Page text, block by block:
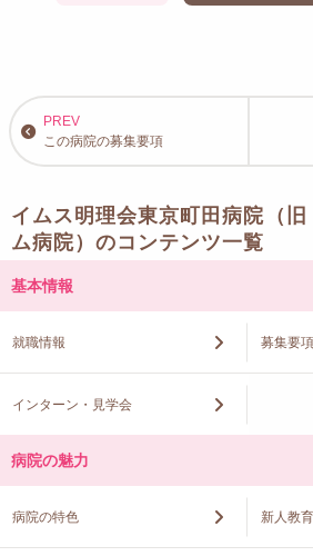
この病院の募集要項
イムス明理会東京町田病院（旧
ム病院）のコンテンツ一覧
基本情報
就職情報 募集要項
インターン・見学会
病院の魅力
病院の特色 新人教育